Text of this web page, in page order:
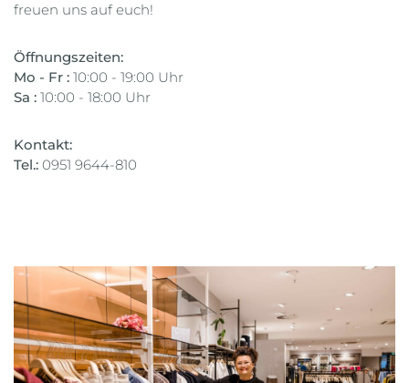
freuen uns auf euch!
Öffnungszeiten:
Mo - Fr : 10:00 - 19:00 Uhr
Sa : 10:00 - 18:00 Uhr
Kontakt:
Tel.: 0951 9644-810